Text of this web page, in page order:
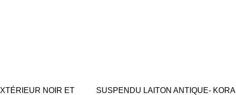
NOIR ET
SUSPENDU LAITON ANTIQUE- KORA